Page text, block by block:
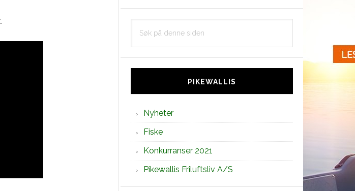
PIKEWALLIS
Nyheter
Fiske
Konkurranser 2021
Pikewallis Friluftsliv A/S